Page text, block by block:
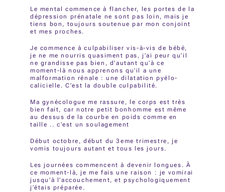
Le mental commence à flancher, les portes de la
dépression prénatale ne sont pas loin, mais je
tiens bon, toujours soutenue par mon conjoint
et mes proches.
Je commence à culpabiliser vis-à-vis de bébé,
je ne me nourris quasiment pas, j’ai peur qu’il
ne grandisse pas bien, d’autant qu’à ce
moment-là nous apprenons qu’il a une
malformation rénale : une dilatation pyélo-
calicielle. C’est la double culpabilité.
Ma gynécologue me rassure, le corps est très
bien fait, car notre petit bonhomme est même
au dessus de la courbe en poids comme en
taille .. c’est un soulagement
Début octobre, début du 3eme trimestre, je
vomis toujours autant et tous les jours.
Les journées commencent à devenir longues. À
ce moment-là, je me fais une raison : je vomirai
jusqu’à l’accouchement, et psychologiquement
j’étais préparée.